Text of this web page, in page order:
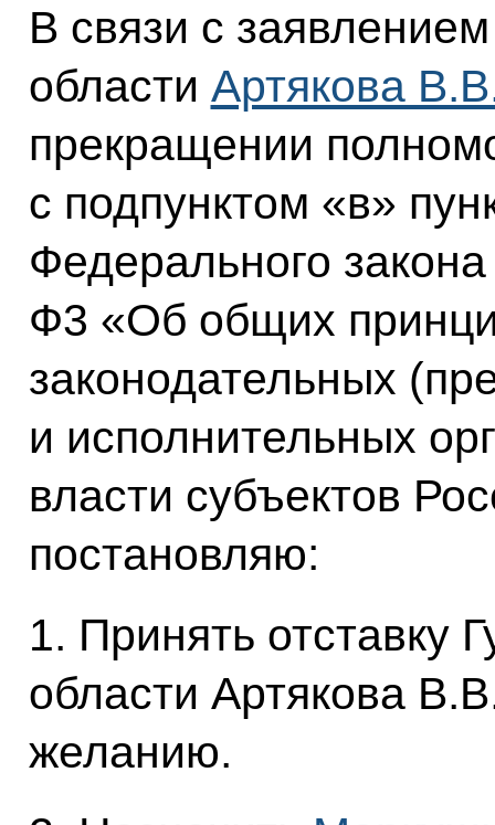
В связи с
области Артякова
прекращении
с подпунктом «в»
Федерального
Ф3 «Об общих
законодательных
и исполнительных
власти субъектов
постановляю:
1. Принять отставку
области Артякова
желанию.